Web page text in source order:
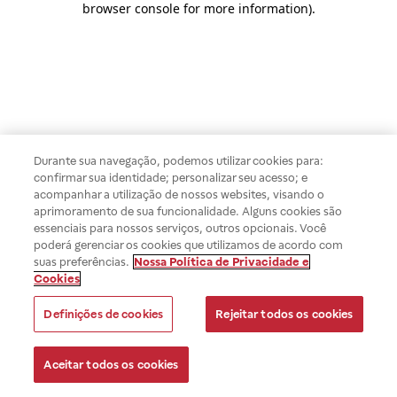
browser console for more information).
Durante sua navegação, podemos utilizar cookies para:
confirmar sua identidade; personalizar seu acesso; e
acompanhar a utilização de nossos websites, visando o
aprimoramento de sua funcionalidade. Alguns cookies são
essenciais para nossos serviços, outros opcionais. Você
poderá gerenciar os cookies que utilizamos de acordo com
suas preferências. Nossa Política de Privacidade e
Cookies
Definições de cookies Rejeitar todos os cookies
Aceitar todos os cookies